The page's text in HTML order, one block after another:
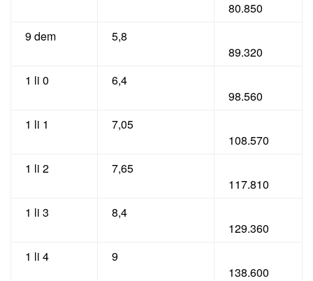
80.850
9 dem
5,8
89.320
1 li 0
6,4
98.560
1 li 1
7,05
108.570
1 li 2
7,65
117.810
1 li 3
8,4
129.360
1 li 4
9
138.600